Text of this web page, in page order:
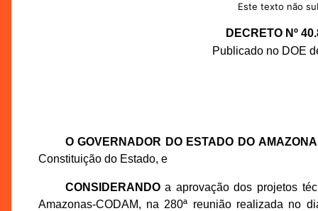
Este texto não
DECRETO Nº
Publicado no DOE
O GOVERNADOR DO ESTADO DO
Constituição do Estado, e
CONSIDERANDOa aprovação dos projetos
Amazonas-CODAM, na 280ª reunião realizada no